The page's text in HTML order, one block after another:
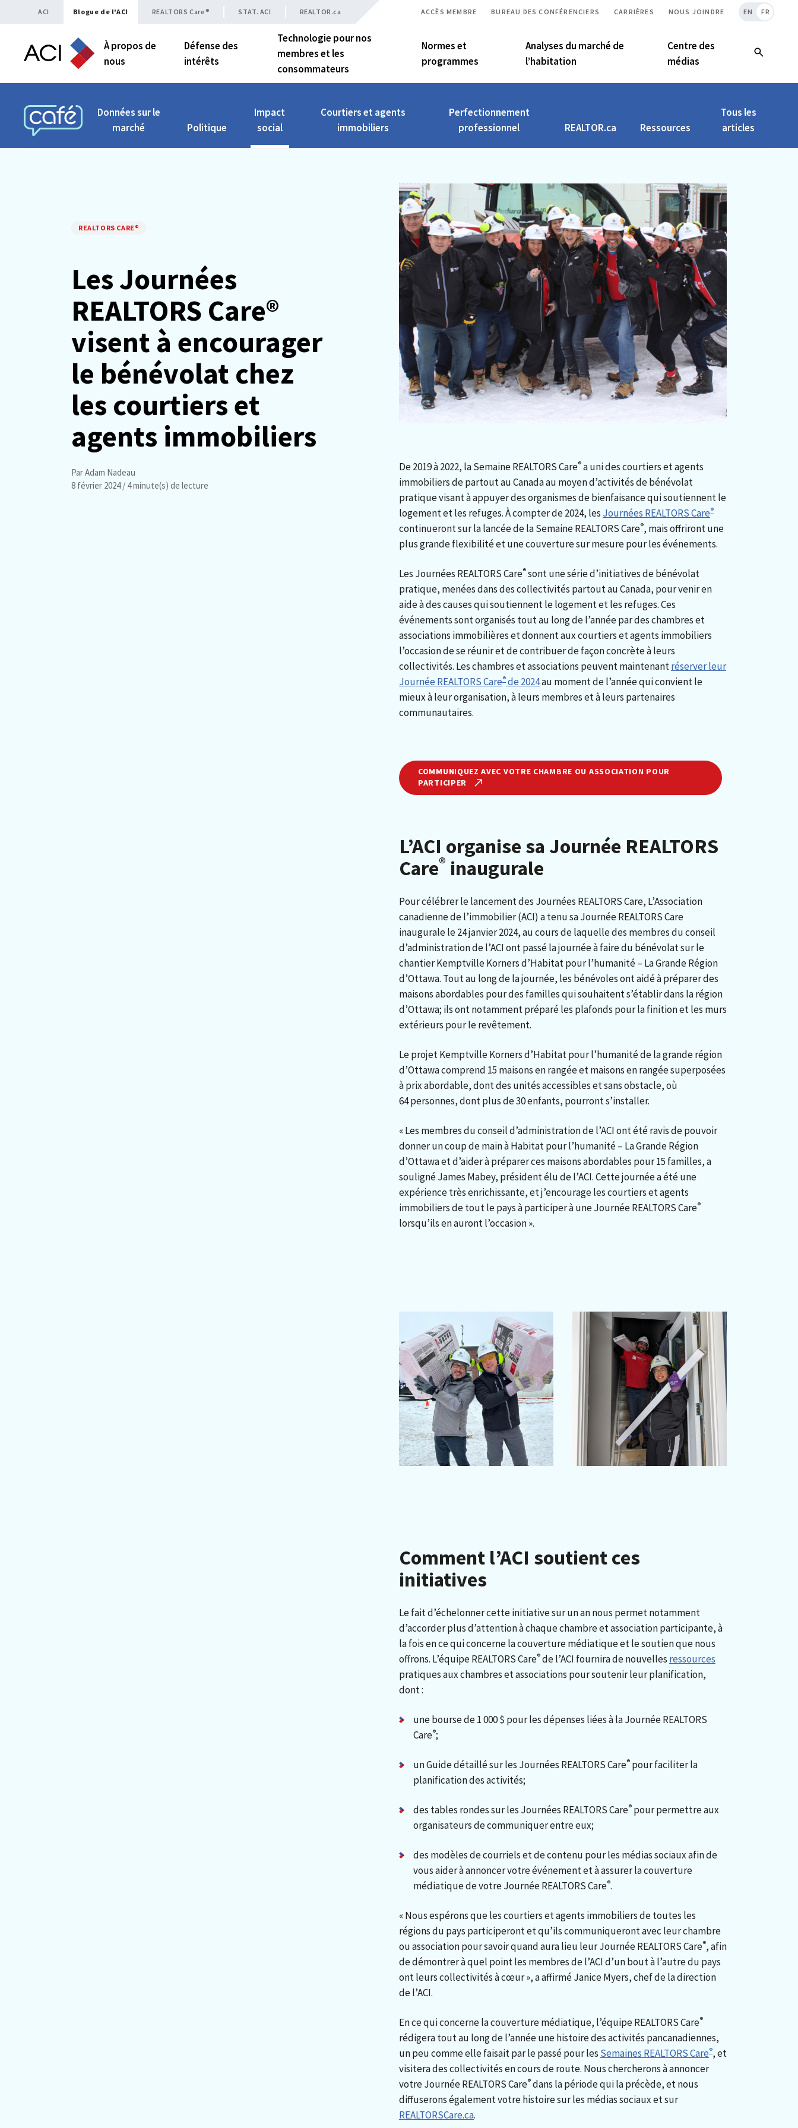
Skip to content
ACI Blogue de l'ACI REALTORS Care® STAT. ACI REALTOR.ca ACCÈS MEMBRE BUREAU DES CONFÉRENCIERS CARRIÈRES NOUS JOINDRE EN FR
À propos de
nous
Défense des
intérêts
Technologie pour nos
membres et les
consommateurs
Normes et
programmes
Analyses du marché de
l’habitation
Centre des
médias
CAFÉ ACI
Données sur le
marché
Politique
Impact
social
Courtiers et agents
immobiliers
Perfectionnement
professionnel
REALTOR.ca Ressources
Tous les
articles
REALTORS CARE®
Les Journées
REALTORS Care®
visent à encourager
le bénévolat chez
les courtiers et
agents immobiliers
Par Adam Nadeau
8 février 2024/ 4 minute(s) de lecture
De 2019 à 2022, la Semaine REALTORS Care®a uni des courtiers et agents
immobiliers de partout au Canada au moyen d’activités de bénévolat
pratique visant à appuyer des organismes de bienfaisance qui soutiennent le
logement et les refuges. À compter de 2024, les Journées REALTORS Care®
continueront sur la lancée de la Semaine REALTORS Care®, mais offriront une
plus grande flexibilité et une couverture sur mesure pour les événements.
Les Journées REALTORS Care®sont une série d’initiatives de bénévolat
pratique, menées dans des collectivités partout au Canada, pour venir en
aide à des causes qui soutiennent le logement et les refuges. Ces
événements sont organisés tout au long de l’année par des chambres et
associations immobilières et donnent aux courtiers et agents immobiliers
l’occasion de se réunir et de contribuer de façon concrète à leurs
collectivités. Les chambres et associations peuvent maintenantréserver leur
Journée REALTORS Care®de 2024au moment de l’année qui convient le
mieux à leur organisation, à leurs membres et à leurs partenaires
communautaires.
COMMUNIQUEZ AVEC VOTRE CHAMBRE OU ASSOCIATION POUR
PARTICIPER
L’ACI organise sa Journée REALTORS
Care® inaugurale
Pour célébrer le lancement des Journées REALTORS Care, L’Association
canadienne de l’immobilier (ACI) a tenu sa Journée REALTORS Care
inaugurale le 24 janvier 2024, au cours de laquelle des membres du conseil
d’administration de l’ACI ont passé la journée à faire du bénévolat sur le
chantier Kemptville Korners d’Habitat pour l’humanité – La Grande Région
d’Ottawa. Tout au long de la journée, les bénévoles ont aidé à préparer des
maisons abordables pour des familles qui souhaitent s’établir dans la région
d’Ottawa; ils ont notamment préparé les plafonds pour la finition et les murs
extérieurs pour le revêtement.
Le projet Kemptville Korners d’Habitat pour l’humanité de la grande région
d’Ottawa comprend 15 maisons en rangée et maisons en rangée superposées
à prix abordable, dont des unités accessibles et sans obstacle, où
64 personnes, dont plus de 30 enfants, pourront s’installer.
« Les membres du conseil d’administration de l’ACI ont été ravis de pouvoir
donner un coup de main à Habitat pour l’humanité – La Grande Région
d’Ottawa et d’aider à préparer ces maisons abordables pour 15 familles, a
souligné James Mabey, président élu de l’ACI. Cette journée a été une
expérience très enrichissante, et j’encourage les courtiers et agents
immobiliers de tout le pays à participer à une Journée REALTORS Care®
lorsqu’ils en auront l’occasion ».
Comment l’ACI soutient ces
initiatives
Le fait d’échelonner cette initiative sur un an nous permet notamment
d’accorder plus d’attention à chaque chambre et association participante, à
la fois en ce qui concerne la couverture médiatique et le soutien que nous
offrons. L’équipe REALTORS Care®de l’ACI fournira de nouvelles ressources
pratiques aux chambres et associations pour soutenir leur planification,
dont :
une bourse de 1 000 $ pour les dépenses liées à la Journée REALTORS
Care®;
un Guide détaillé sur les Journées REALTORS Care® pour faciliter la
planification des activités;
des tables rondes sur les Journées REALTORS Care® pour permettre aux
organisateurs de communiquer entre eux;
des modèles de courriels et de contenu pour les médias sociaux afin de
vous aider à annoncer votre événement et à assurer la couverture
médiatique de votre Journée REALTORS Care®.
« Nous espérons que les courtiers et agents immobiliers de toutes les
régions du pays participeront et qu’ils communiqueront avec leur chambre
ou association pour savoir quand aura lieu leur Journée REALTORS Care®, afin
de démontrer à quel point les membres de l’ACI d’un bout à l’autre du pays
ont leurs collectivités à cœur », a affirmé Janice Myers, chef de la direction
de l’ACI.
En ce qui concerne la couverture médiatique, l’équipe REALTORS Care®
rédigera tout au long de l’année une histoire des activités pancanadiennes,
un peu comme elle faisait par le passé pour les Semaines REALTORS Care®, et
visitera des collectivités en cours de route. Nous chercherons à annoncer
votre Journée REALTORS Care®dans la période qui la précède, et nous
diffuserons également votre histoire sur les médias sociaux et sur
REALTORSCare.ca.